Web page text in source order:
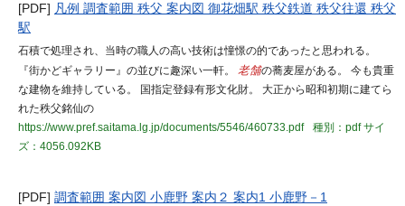
[PDF] 凡例 調査範囲 秩父 案内図 御花畑駅 秩父鉄道 秩父往還 秩父
駅
石積で処理され、当時の職人の高い技術は憧憬の的であったと思われる。
『街かどギャラリー』の並びに趣深い一軒。 老舗の蕎麦屋がある。 今も貴重
な建物を維持している。 国指定登録有形文化財。 大正から昭和初期に建てら
れた秩父銘仙の
https://www.pref.saitama.lg.jp/documents/5546/460733.pdf
種別：pdfサイ
ズ：4056.092KB
[PDF] 調査範囲 案内図 小鹿野 案内２ 案内1 小鹿野－1